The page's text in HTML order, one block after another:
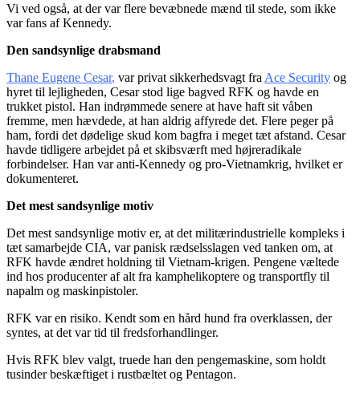
Vi ved også, at der var flere bevæbnede mænd til stede, som ikke
var fans af Kennedy.
Den sandsynlige drabsmand
Thane Eugene Cesar, var privat sikkerhedsvagt fra Ace Security og
hyret til lejligheden, Cesar stod lige bagved RFK og havde en
trukket pistol. Han indrømmede senere at have haft sit våben
fremme, men hævdede, at han aldrig affyrede det. Flere peger på
ham, fordi det dødelige skud kom bagfra i meget tæt afstand. Cesar
havde tidligere arbejdet på et skibsværft med højreradikale
forbindelser. Han var anti-Kennedy og pro-Vietnamkrig, hvilket er
dokumenteret.
Det mest sandsynlige motiv
Det mest sandsynlige motiv er, at det militærindustrielle kompleks i
tæt samarbejde CIA, var panisk rædselsslagen ved tanken om, at
RFK havde ændret holdning til Vietnam-krigen. Pengene væltede
ind hos producenter af alt fra kamphelikoptere og transportfly til
napalm og maskinpistoler.
RFK var en risiko. Kendt som en hård hund fra overklassen, der
syntes, at det var tid til fredsforhandlinger.
Hvis RFK blev valgt, truede han den pengemaskine, som holdt
tusinder beskæftiget i rustbæltet og Pentagon.